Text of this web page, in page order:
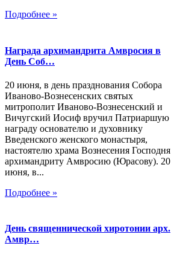
Подробнее »
Награда архимандрита Амвросия в
День Соб…
20 июня, в день празднования Собора
Иваново-Вознесенских святых
митрополит Иваново-Вознесенский и
Вичугский Иосиф вручил Патриаршую
награду основателю и духовнику
Введенского женского монастыря,
настоятелю храма Вознесения Господня
архимандриту Амвросию (Юрасову). 20
июня, в...
Подробнее »
День священнической хиротонии арх.
Амвр…